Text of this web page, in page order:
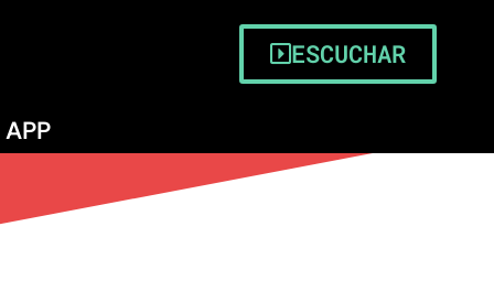
ESCUCHAR
APP